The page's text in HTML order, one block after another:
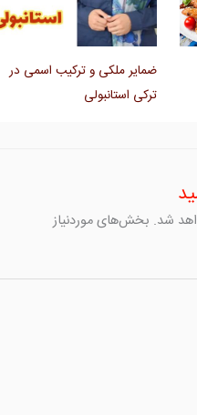
ضمایر ملکی و ترکیب اسمی در
ترکی استانبولی
شد. بخش‌های موردنیاز